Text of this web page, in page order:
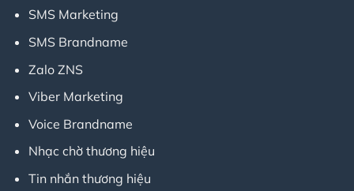
SMS Marketing
SMS Brandname
Zalo ZNS
Viber Marketing
Voice Brandname
Nhạc chờ thương hiệu
Tin nhắn thương hiệu